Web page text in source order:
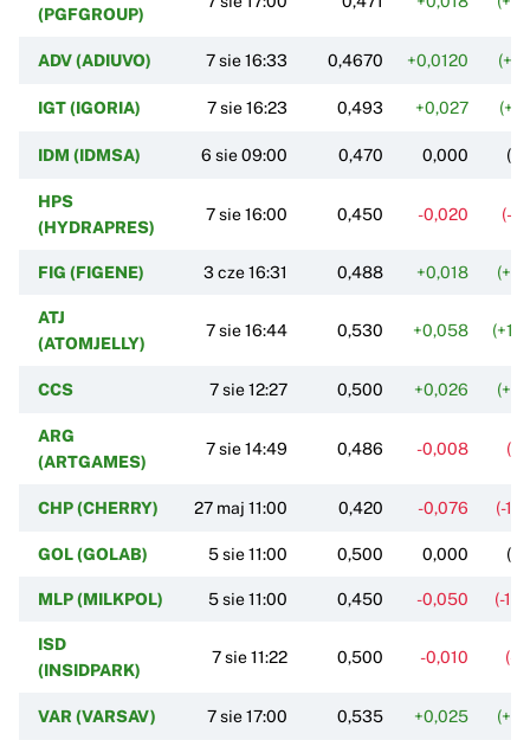
(PGFGROUP)
ADV (ADIUVO) 7 sie 16:33 0,4670 +0,0120
IGT (IGORIA) 7 sie 16:23 0,493 +0,027
IDM (IDMSA) 6 sie 09:00 0,470 0,000
HPS
(HYDRAPRES)
7 sie 16:00 0,450 -0,020 (-
FIG (FIGENE) 3 cze 16:31 0,488 +0,018
ATJ
(ATOMJELLY)
7 sie 16:44 0,530 +0,058
CCS 7 sie 12:27 0,500 +0,026
ARG
(ARTGAMES)
7 sie 14:49 0,486 -0,008 (-
CHP (CHERRY) 27 maj 11:00 0,420 -0,076 (-
GOL (GOLAB) 5 sie 11:00 0,500 0,000
MLP (MILKPOL) 5 sie 11:00 0,450 -0,050 (-
ISD
(INSIDPARK)
7 sie 11:22 0,500 -0,010 (-
VAR (VARSAV) 7 sie 17:00 0,535 +0,025